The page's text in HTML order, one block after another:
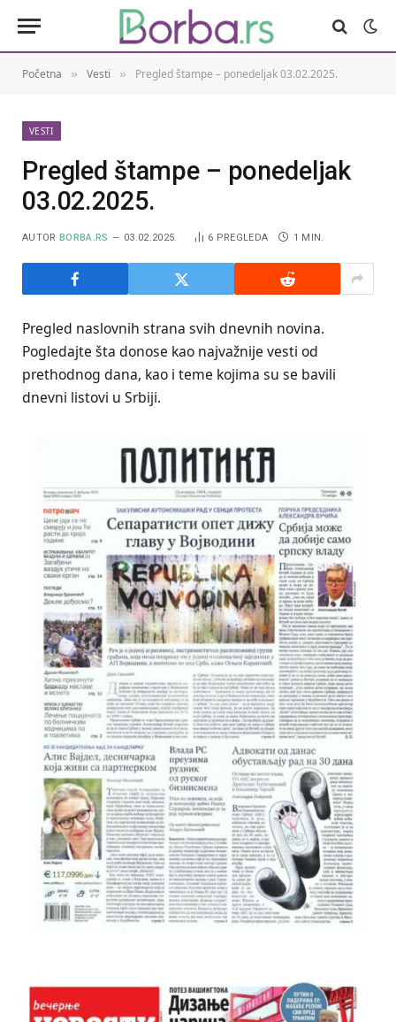
Početna » Vesti » Pregled štampe – ponedeljak 03.02.2025.
VESTI
Pregled štampe – ponedeljak
03.02.2025.
AUTOR BORBA.RS 03.02.2025. 6 PREGLEDA 1 MIN.
Pregled naslovnih strana svih dnevnih novina.
Pogledajte šta donose kao najvažnije vesti od
prethodnog dana, kao i teme kojima su se bavili
dnevni listovi u Srbiji.